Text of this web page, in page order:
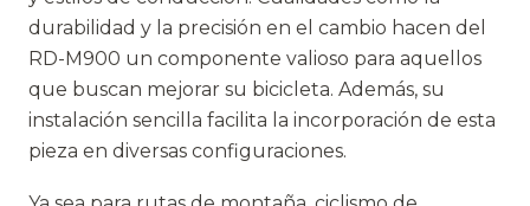
durabilidad y la precisión en el cambio hacen del
RD-M900 un componente valioso para aquellos
que buscan mejorar su bicicleta. Además, su
instalación sencilla facilita la incorporación de esta
pieza en diversas configuraciones.